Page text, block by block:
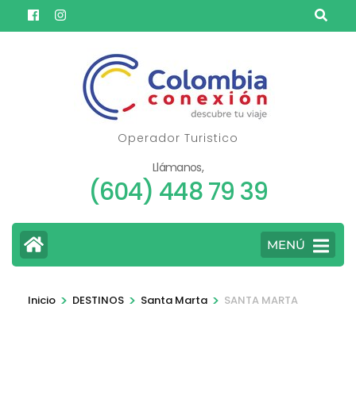
Saltar
al
Operador Turistico
Llámanos,
(604) 448 79 39
MENÚ
Inicio > DESTINOS > Santa Marta > SANTA MARTA